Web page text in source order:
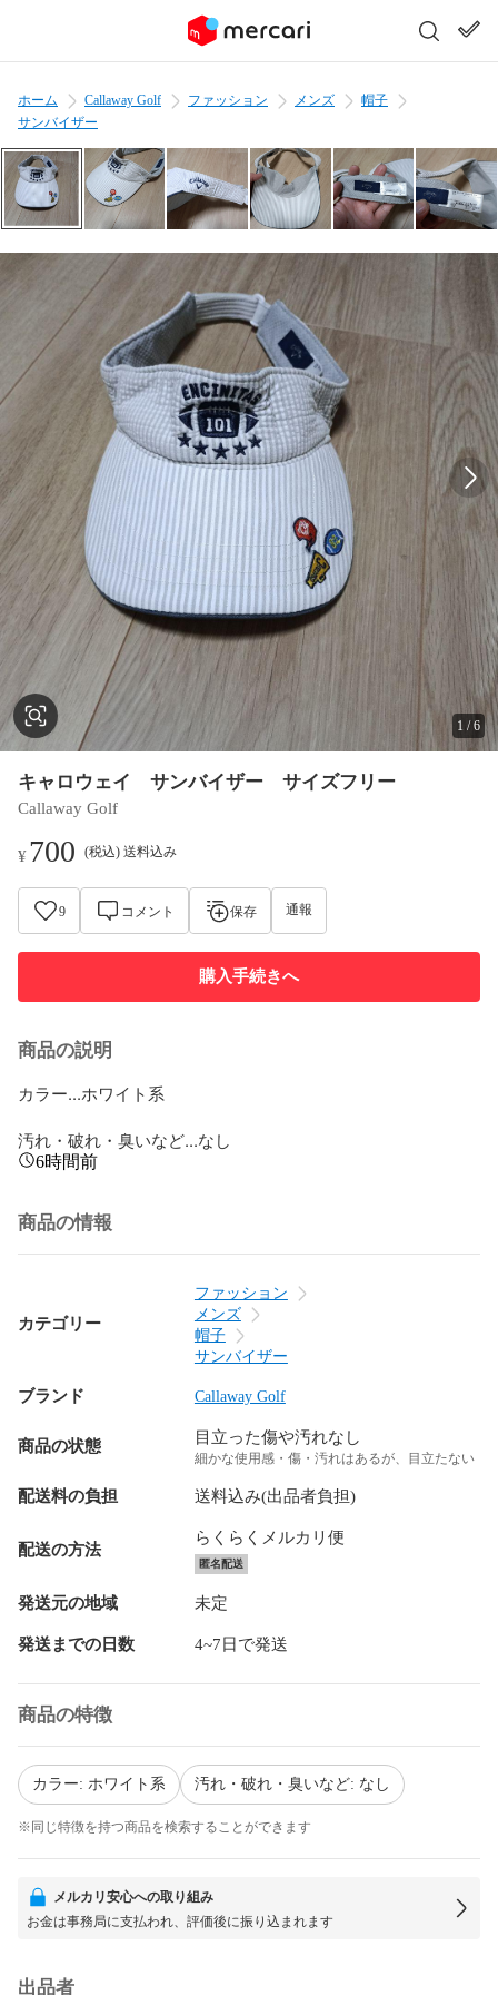
ホーム Callaway Golf ファッション メンズ
帽子
サンバイザー
1 /6
キャロウェイ サンバイザー サイズフリー
Callaway Golf
¥700 (税込) 送料込み
9 コメント 保存 通報
購入手続きへ
商品の説明
カラー...ホワイト系
汚れ・破れ・臭いなど...なし
6時間前
商品の情報
カテゴリー
ファッション
メンズ
帽子
サンバイザー
ブランド Callaway Golf
商品の状態 目立った傷や汚れなし
細かな使用感・傷・汚れはあるが、目立たない
配送料の負担 送料込み(出品者負担)
配送の方法
らくらくメルカリ便
匿名配送
発送元の地域 未定
発送までの日数 4~7日で発送
商品の特徴
カラー: ホワイト系 汚れ・破れ・臭いなど: なし
※同じ特徴を持つ商品を検索することができます
メルカリ安心への取り組み
お金は事務局に支払われ、評価後に振り込まれます
出品者